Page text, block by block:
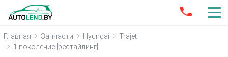
Главная Запчасти Hyundai
Trajet
1 поколение [рестайлинг]